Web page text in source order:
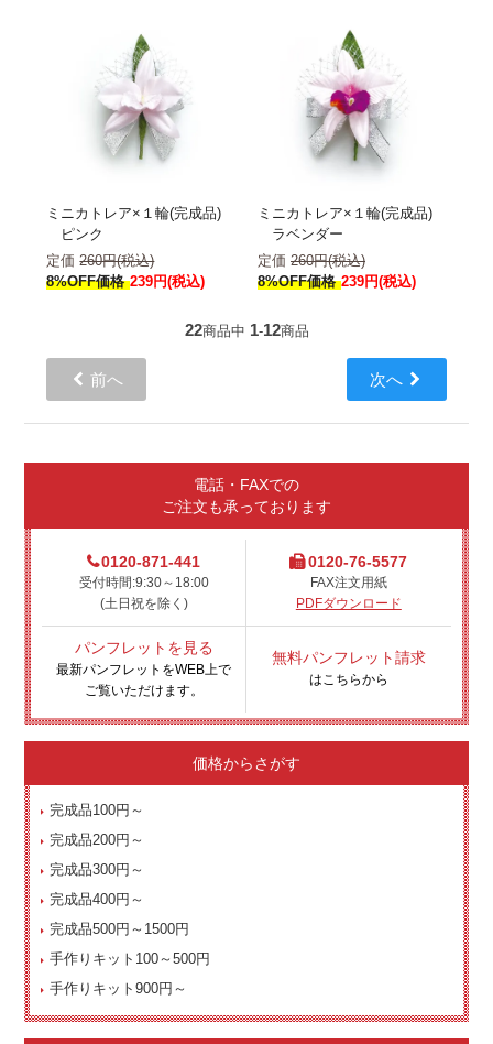
ミニカトレア×１輪(完成品)
ピンク
定価260円(税込)
8%OFF価格 239円(税込)
ミニカトレア×１輪(完成品)
ラベンダー
定価 260円(税込)
8%OFF価格 239円(税込)
22商品中 1-12商品
前へ 次へ
電話・FAXでの
ご注文も承っております
0120-871-441
受付時間:9:30～18:00
(土日祝を除く)
0120-76-5577
FAX注文用紙
PDFダウンロード
パンフレットを見る
最新パンフレットをWEB上で
ご覧いただけます。
無料パンフレット請求
はこちらから
価格からさがす
完成品100円～
完成品200円～
完成品300円～
完成品400円～
完成品500円～1500円
手作りキット100～500円
手作りキット900円～